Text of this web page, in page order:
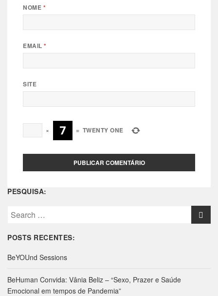
NOME *
EMAIL*
SITE
× = TWENTY ONE
PESQUISA:
S
a
c
f
o
POSTS RECENTES:
BeYOUnd Sessions
BeHuman Convida: Vânia Beliz – “Sexo, Prazer e Saúde
Emocional em tempos de Pandemia”